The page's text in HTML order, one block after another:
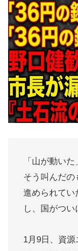
「山が動い
そう叫んだ
進められてい
し、国がつい
1月9日、資